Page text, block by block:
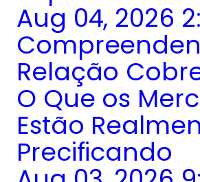
Aug 04, 2026
Relação
O Que os
Estão
Precificando